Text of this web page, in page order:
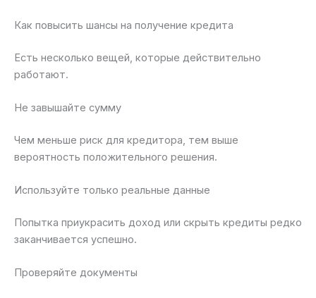
Как повысить шансы на получение кредита
Есть несколько вещей, которые действительно
работают.
Не завышайте сумму
Чем меньше риск для кредитора, тем выше
вероятность положительного решения.
Используйте только реальные данные
Попытка приукрасить доход или скрыть кредиты редко
заканчивается успешно.
Проверяйте документы